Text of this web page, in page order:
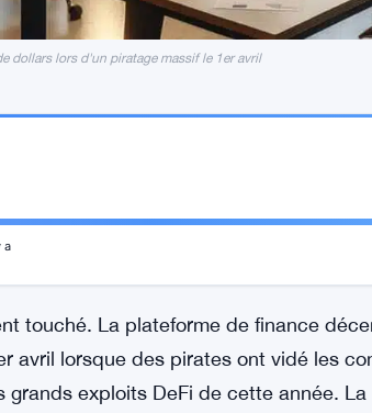
dollars lors d'un piratage massif le 1er avril
a
touché. La plateforme de finance
avril lorsque des pirates ont vidé les
grands exploits DeFi de cette année.